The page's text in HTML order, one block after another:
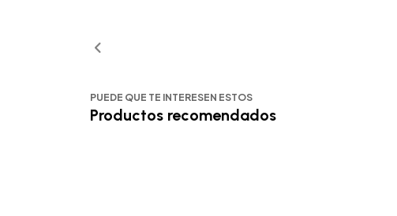
PUEDE QUE TE INTERESEN ESTOS
Productos recomendados